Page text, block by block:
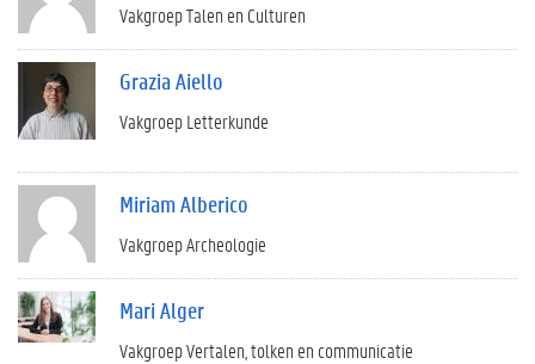
Vakgroep Talen en Culturen
Grazia Aiello
Vakgroep Letterkunde
Miriam Alberico
Vakgroep Archeologie
Mari Alger
Vakgroep Vertalen, tolken en communicatie